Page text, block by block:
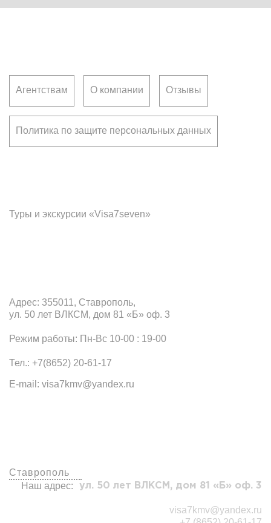
Адрес: 355011, Ставрополь,
ул. 50 лет ВЛКСМ, дом 81 «Б» оф. 3
Режим работы: Пн-Вс 10-00 : 19-00
Тел.: +7(8652) 20-61-17
E-mail: visa7kmv@yandex.ru
Агентствам О компании Отзывы
Политика по защите персональных данных
Туры и экскурсии «Visa7seven»
Ставрополь
Наш адрес:
ул. 50 лет ВЛКСМ, дом 81 «Б» оф. 3
visa7kmv@yandex.ru